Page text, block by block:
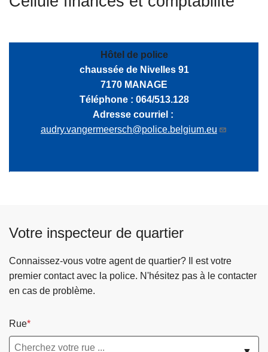
Hôtel de police
chaussée de Nivelles 91
7170 MANAGE
Téléphone : 064/513.128
Adresse courriel :
audry.vangermeersch@police.belgium.eu
Votre inspecteur de quartier
Connaissez-vous votre agent de quartier? Il est votre
premier contact avec la police. N'hésitez pas à le contacter
en cas de problème.
Rue